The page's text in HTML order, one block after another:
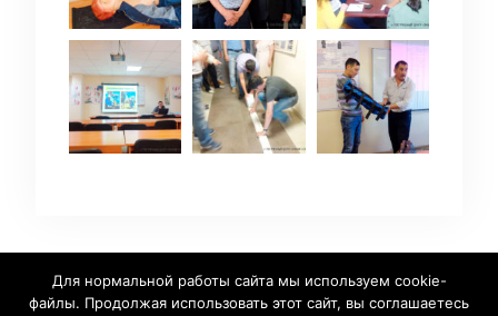
Для нормальной работы сайта мы используем cookie-
файлы. Продолжая использовать этот сайт, вы соглашаетесь